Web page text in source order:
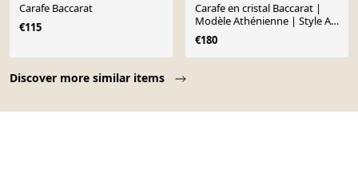
Discover more similar items
Carafe Baccarat
€115
Carafe en cristal Baccarat |
Modèle Athénienne | Style Art
Nouveau
€180